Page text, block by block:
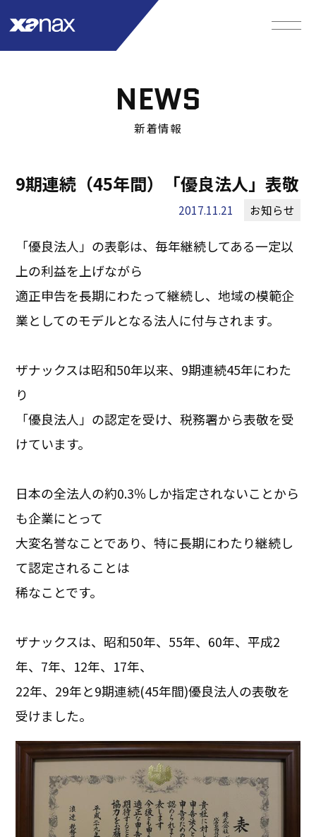
NEWS
新着情報
9期連続（45年間）「優良法人」表敬
2017.11.21 お知らせ
「優良法人」の表彰は、毎年継続してある一定以
上の利益を上げながら
適正申告を長期にわたって継続し、地域の模範企
業としてのモデルとなる法人に付与されます。
ザナックスは昭和50年以来、9期連続45年にわた
り
「優良法人」の認定を受け、税務署から表敬を受
けています。
日本の全法人の約0.3％しか指定されないことから
も企業にとって
大変名誉なことであり、特に長期にわたり継続し
て認定されることは
稀なことです。
ザナックスは、昭和50年、55年、60年、平成2
年、7年、12年、17年、
22年、29年と9期連続(45年間)優良法人の表敬を
受けました。